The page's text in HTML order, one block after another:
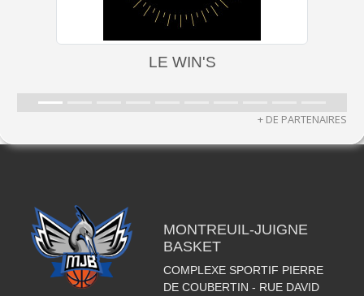
LE WIN'S
+ DE PARTENAIRES
MONTREUIL-JUIGNE
BASKET
COMPLEXE SPORTIF PIERRE
DE COUBERTIN - RUE DAVID